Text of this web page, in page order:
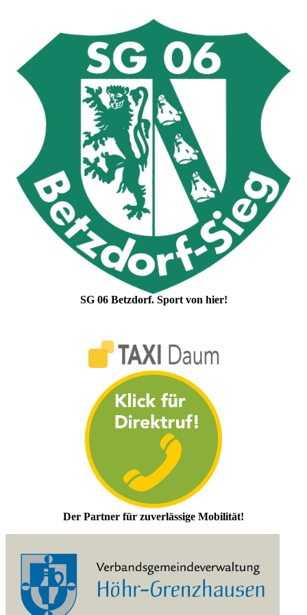
SG 06 Betzdorf. Sport von hier!
Der Partner für zuverlässige Mobilität!